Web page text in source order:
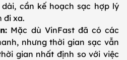
cần kế hoạch sạc hợp lý
đi xa.
Mặc dù VinFast đã có các
nhưng thời gian sạc vẫn
gian nhất định so với việc